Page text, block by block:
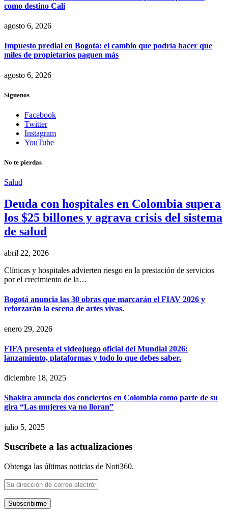
como destino Cali
agosto 6, 2026
Impuesto predial en Bogotá: el cambio que podría hacer que
miles de propietarios paguen más
agosto 6, 2026
Síguenos
Facebook
Twitter
Instagram
YouTube
No te pierdas
Salud
Deuda con hospitales en Colombia supera
los $25 billones y agrava crisis del sistema
de salud
abril 22, 2026
Clínicas y hospitales advierten riesgo en la prestación de servicios
por el crecimiento de la…
Bogotá anuncia las 30 obras que marcarán el FIAV 2026 y
reforzarán la escena de artes vivas.
enero 29, 2026
FIFA presenta el videojuego oficial del Mundial 2026:
lanzamiento, plataformas y todo lo que debes saber.
diciembre 18, 2025
Shakira anuncia dos conciertos en Colombia como parte de su
gira “Las mujeres ya no lloran”
julio 5, 2025
Suscríbete a las actualizaciones
Obtenga las últimas noticias de Noti360.